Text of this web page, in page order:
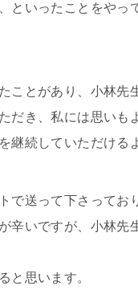
といったことをやっ
ことがあり、小林先
だき、私には思いも
続していただける
で送って下さってお
辛いですが、小林先
と思います。